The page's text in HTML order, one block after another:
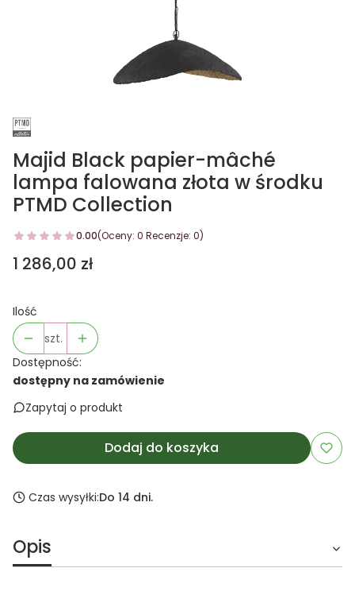
Majid Black papier-mâché
lampa falowana złota w środku
PTMD Collection
0.00(Oceny: 0 Recenzje: 0)
Cena
1 286,00 zł
Ilość
szt.
Dostępność:
dostępny na zamówienie
Zapytaj o produkt
Dodaj do koszyka
Czas wysyłki:Do 14 dni.
Opis